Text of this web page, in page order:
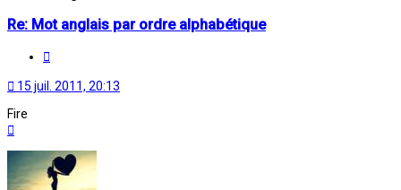
Re: Mot anglais par ordre alphabétique
15 juil. 2011, 20:13
Fire